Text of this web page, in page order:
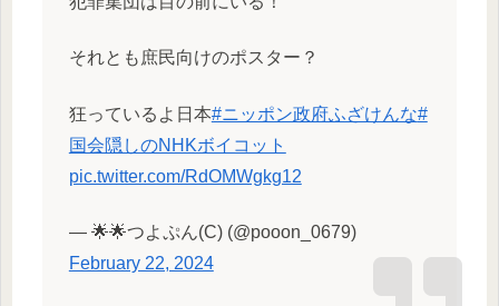
それとも庶民向けのポスター？
狂っているよ日本#ニッポン政府ふざけんな#
国会隠しのNHKボイコット
pic.twitter.com/RdOMWgkg12
— 🌟🌟つよぷん(C) (@pooon_0679)
February 22, 2024